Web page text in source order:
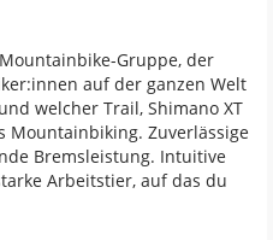
Gruppe, der
auf der ganzen Welt
welcher Trail, Shimano XT
Mountainbiking. Zuverlässige
Bremsleistung. Intuitive
Arbeitstier, auf das du